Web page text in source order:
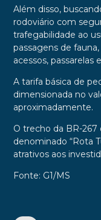
Além disso,
rodoviário com
trafegabilidade ao
passagens de
acessos, passarelas
A tarifa básica de
dimensionada no
aproximadamente.
O trecho da BR-
denominado “Rota
atrativos aos
Fonte: G1/MS